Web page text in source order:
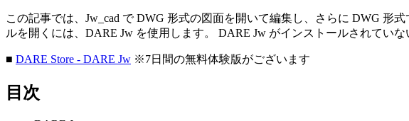
この記事では、Jw_cad で DWG 形式の図面を開いて編集し、さらに DWG
ルを開くには、DARE Jw を使用します。 DARE Jw がインストールされてい
■ DARE Store - DARE Jw ※7日間の無料体験版がございます
目次